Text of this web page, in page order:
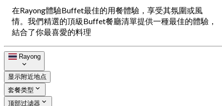
在Rayong體驗Buffet最佳的用餐體驗，享受其氛圍或風
情。我們精選的頂級Buffet餐廳清單提供一種最佳的體驗，
結合了你最喜愛的料理
Rayong
显示附近地点
套餐类型
顶部过滤器